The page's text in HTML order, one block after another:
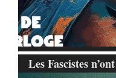
Les Fascistes